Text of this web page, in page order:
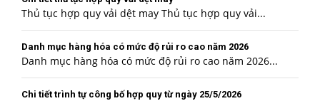
Thủ tục hợp quy vải dệt may Thủ tục hợp quy vải...
Danh mục hàng hóa có mức độ rủi ro cao năm 2026
Danh mục hàng hóa có mức độ rủi ro cao năm 2026...
Chi tiết trình tự công bố hợp quy từ ngày 25/5/2026